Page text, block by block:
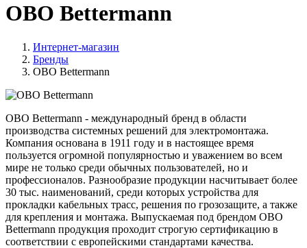
OBO Bettermann
Интернет-магазин
Бренды
OBO Bettermann
OBO Bettermann - международный бренд в области
производства системных решений для электромонтажа.
Компания основана в 1911 году и в настоящее время
пользуется огромной популярностью и уважением во всем
мире не только среди обычных пользователей, но и
профессионалов. Разнообразие продукции насчитывает более
30 тыс. наименований, среди которых устройства для
прокладки кабельных трасс, решения по грозозащите, а также
для крепления и монтажа. Выпускаемая под брендом OBO
Bettermann продукция проходит строгую сертификацию в
соответствии с европейскими стандартами качества.